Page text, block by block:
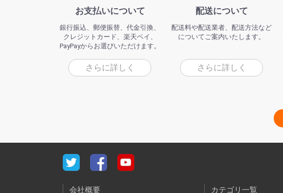
お支払いについて
銀行振込、郵便振替、代金引換、
クレジットカード、楽天ペイ、
PayPayからお選びいただけます。
さらに詳しく
配送について
配送料や配送業者、配送方法など
についてご案内いたします。
さらに詳しく
会社概要 カテゴリ一覧